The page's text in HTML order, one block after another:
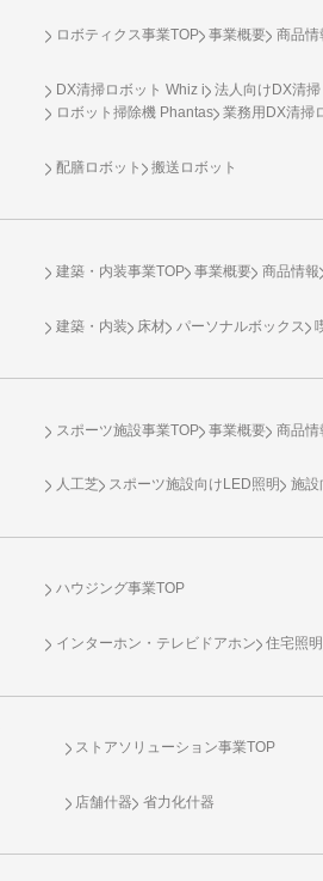
ロボティクス事業TOP 事業概要 商品情
DX清掃ロボット Whiz i
法人向けDX清
ロボット掃除機 Phantas
業務用DX清掃
配膳ロボット 搬送ロボット
建築・内装事業TOP 事業概要 商品情報
建築・内装 床材 パーソナルボックス
スポーツ施設事業TOP 事業概要 商品情
人工芝 スポーツ施設向け LED照明 施設
ハウジング事業TOP
インターホン・テレビドアホン 住宅照明
ストアソリューション事業TOP
店舗什器 省力化什器